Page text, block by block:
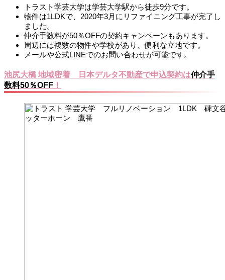
トラスト学芸大学は学芸大学駅から徒歩9分です。
物件は1LDKで、2020年3月にリファイニング工事が完了し
ました。
仲介手数料が50％OFFの契約キャンペーンもあります。
周辺には複数の物件や学校があり、便利な立地です。
メールや公式LINEでのお問い合わせが可能です。
池尻大橋 地域密着 日本デルタ不動産で申込契約は仲介手
数料50％OFF ！